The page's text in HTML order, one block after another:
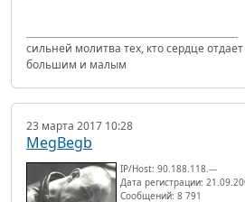
сильней молитва тех, кто сердце
большим и малым
23 марта 2017 10:28
MegBegb
IP/Host: 90.188.118.---
Дата регистрации:
Сообщений: 8 791